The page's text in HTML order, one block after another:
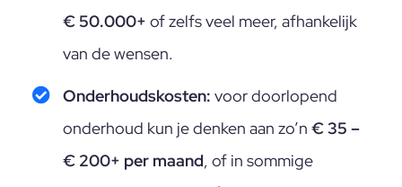
€ 50.000+ of zelfs veel meer, afhankelijk
van de wensen.
Onderhoudskosten: voor doorlopend
onderhoud kun je denken aan zo’n € 35 –
€ 200+ per maand, of in sommige